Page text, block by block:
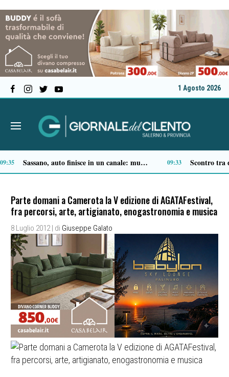
1 Agosto 2026
Campi Flegrei, dopo il sisma proseguono i controlli: paura tra i residenti 19:47 È morto don Antonio Mazzi, il prete degli ultimi fondò la Fondazione Exodus 19:41
Parte domani a Camerota la V edizione di AGATAFestival,
fra percorsi, arte, artigianato, enogastronomia e musica
8 Luglio 2012 | di Giuseppe Galato